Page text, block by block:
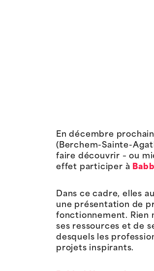
En décembre
(Berchem-Sainte-
faire découvrir – ou
effet participer à
Dans ce cadre, elles
une présentation de
fonctionnement. Rien
ses ressources et de
desquels les
projets inspirants.